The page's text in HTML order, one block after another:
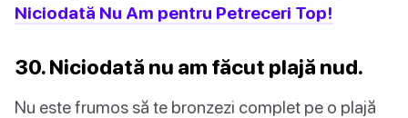
Niciodată Nu Am pentru Petreceri Top!
30. Niciodată nu am făcut plajă nud.
Nu este frumos să te bronzezi complet pe o plajă